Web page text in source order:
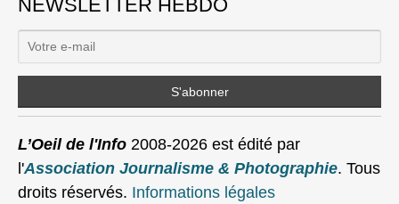
NEWSLETTER HEBDO
L’Oeil de l'Info 2008-2026 est édité par
l'Association Journalisme & Photographie. Tous
droits réservés. Informations légales